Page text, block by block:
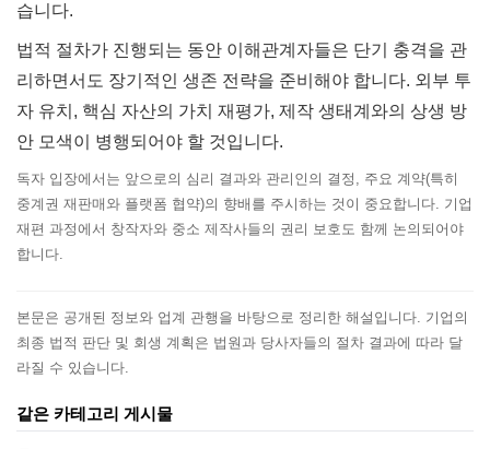
습니다.
법적 절차가 진행되는 동안 이해관계자들은 단기 충격을 관
리하면서도 장기적인 생존 전략을 준비해야 합니다. 외부 투
자 유치, 핵심 자산의 가치 재평가, 제작 생태계와의 상생 방
안 모색이 병행되어야 할 것입니다.
독자 입장에서는 앞으로의 심리 결과와 관리인의 결정, 주요 계약(특히
중계권 재판매와 플랫폼 협약)의 향배를 주시하는 것이 중요합니다. 기업
재편 과정에서 창작자와 중소 제작사들의 권리 보호도 함께 논의되어야
합니다.
본문은 공개된 정보와 업계 관행을 바탕으로 정리한 해설입니다. 기업의
최종 법적 판단 및 회생 계획은 법원과 당사자들의 절차 결과에 따라 달
라질 수 있습니다.
같은 카테고리 게시물